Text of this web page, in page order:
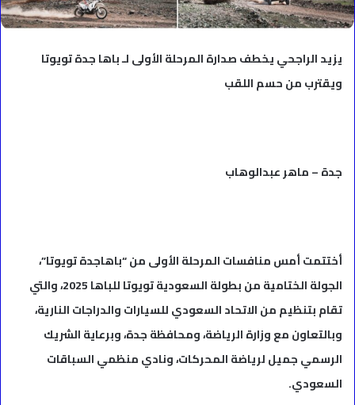
يزيد الراجحي يخطف صدارة المرحلة الأولى لـ باها جدة تويوتا
ويقترب من حسم اللقب
جدة – ماهر عبدالوهاب
أختتمت أمس منافسات المرحلة الأولى من “باهاجدة تويوتا”،
الجولة الختامية من بطولة السعودية تويوتا للباها 2025، والتي
تقام بتنظيم من الاتحاد السعودي للسيارات والدراجات النارية،
وبالتعاون مع وزارة الرياضة، ومحافظة جدة، وبرعاية الشريك
الرسمي جميل لرياضة المحركات، ونادي منظمي السباقات
السعودي.